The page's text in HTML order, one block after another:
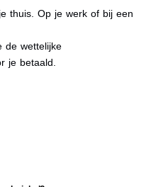
thuis. Op je werk of bij een
de wettelijke
je betaald.